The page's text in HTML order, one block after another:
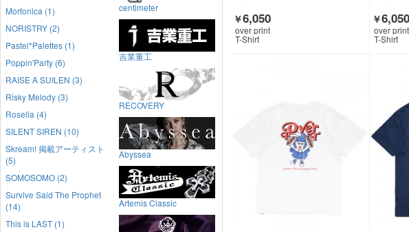
￥6,050
over print
T-Shirt
￥6,050
over print
T-Shirt
Morfonica (1)
NORISTRY (2)
Pastel*Palettes (1)
Poppin'Party (6)
RAISE A SUILEN (3)
Risky Melody (3)
Roselia (4)
SILENT SIREN (10)
Skream! 掲載アーティスト
(5)
SOMOSOMO (2)
Survive Said The Prophet
(14)
This is LAST (1)
centimeter
吉業重工
RECOVERY
Abyssea
Artemis Classic